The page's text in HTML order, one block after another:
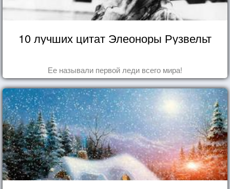
10 лучших цитат Элеоноры Рузвельт
Ее называли первой леди всего мира!